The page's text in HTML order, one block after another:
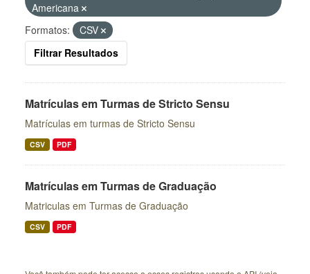
Americana
Formatos:
CSV
Filtrar Resultados
Matrículas em Turmas de Stricto Sensu
Matrículas em turmas de Stricto Sensu
CSV PDF
Matrículas em Turmas de Graduação
Matriculas em Turmas de Graduação
CSV PDF